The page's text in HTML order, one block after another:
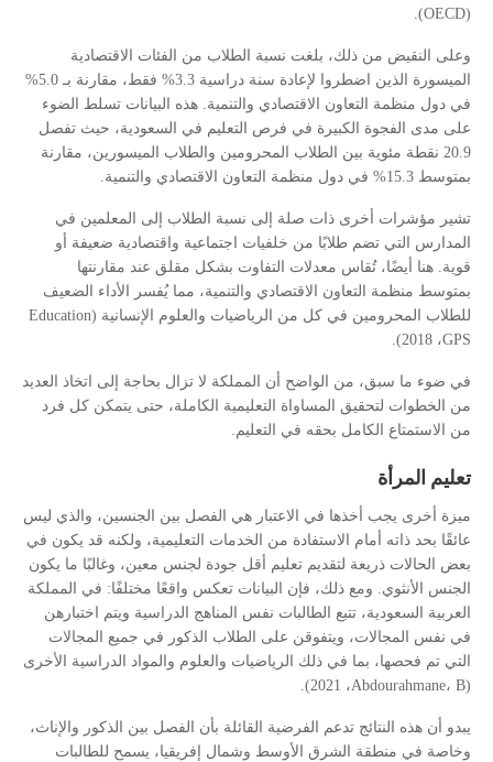
(
OECD
).
وعلى النقيض من ذلك، بلغت نسبة الطلاب من الفئات الاقتصادية
الميسورة الذين اضطروا لإعادة سنة دراسية 3.3% فقط، مقارنة بـ 5.0%
في دول منظمة التعاون الاقتصادي والتنمية. هذه البيانات تسلط الضوء
على مدى الفجوة الكبيرة في فرص التعليم في السعودية، حيث تفصل
20.9 نقطة مئوية بين الطلاب المحرومين والطلاب الميسورين، مقارنة
بمتوسط 15.3% في دول منظمة التعاون الاقتصادي والتنمية.
تشير مؤشرات أخرى ذات صلة إلى نسبة الطلاب إلى المعلمين في
المدارس التي تضم طلابًا من خلفيات اجتماعية واقتصادية ضعيفة أو
قوية. هنا أيضًا، تُقاس معدلات التفاوت بشكل مقلق عند مقارنتها
بمتوسط منظمة التعاون الاقتصادي والتنمية، مما يُفسر الأداء الضعيف
للطلاب المحرومين في كل من الرياضيات والعلوم الإنسانية (Education
GPS، 2018).
في ضوء ما سبق، من الواضح أن المملكة لا تزال بحاجة إلى اتخاذ العديد
من الخطوات لتحقيق المساواة التعليمية الكاملة، حتى يتمكن كل فرد
من الاستمتاع الكامل بحقه في التعليم.
تعليم المرأة
ميزة أخرى يجب أخذها في الاعتبار هي الفصل بين الجنسين، والذي ليس
عائقًا بحد ذاته أمام الاستفادة من الخدمات التعليمية، ولكنه قد يكون في
بعض الحالات ذريعة لتقديم تعليم أقل جودة لجنس معين، وغالبًا ما يكون
الجنس الأنثوي. ومع ذلك، فإن البيانات تعكس واقعًا مختلفًا: في المملكة
العربية السعودية، تتبع الطالبات نفس المناهج الدراسية ويتم اختبارهن
في نفس المجالات، ويتفوقن على الطلاب الذكور في جميع المجالات
التي تم فحصها، بما في ذلك الرياضيات والعلوم والمواد الدراسية الأخرى
(Abdourahmane، B، 2021).
يبدو أن هذه النتائج تدعم الفرضية القائلة بأن الفصل بين الذكور والإناث،
وخاصة في منطقة الشرق الأوسط وشمال إفريقيا، يسمح للطالبات